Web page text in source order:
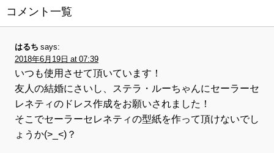
コメント一覧
はるち says:
2018年6月19日 at 07:39
いつも使用させて頂いています！
友人の結婚にさいし、ステラ・ルーちゃんにセーラーセ
レネティのドレス作成をお願いされました！
そこでセーラーセレネティの型紙を作って頂けないでし
ょうか(>_<)？